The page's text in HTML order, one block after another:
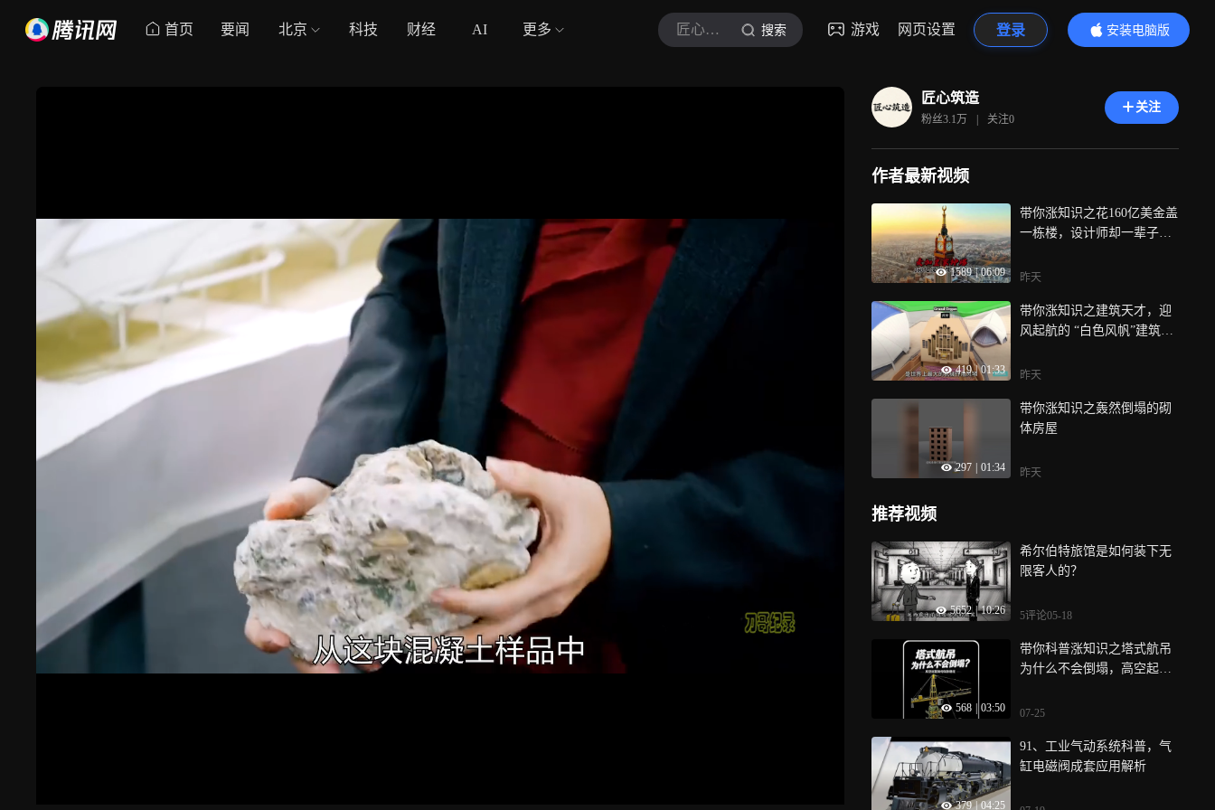
首页 要闻 北京 科技 财经 AI 更多 匠心筑造 搜索 游戏 网页设置 登录
安装电脑版
内容更精彩
匠心筑造
粉丝3.1万 | 关注0
关注
作者最新视频
1589 | 06:09
带你涨知识之花160亿美金盖
一栋楼，设计师却一辈子不
昨天
419 | 01:33
带你涨知识之建筑天才，迎
风起航的 “白色风帆”建筑，
昨天
297 01:34
带你涨知识之轰然倒塌的砌
体房屋
昨天
推荐视频
5652 | 10:26
希尔伯特旅馆是如何装下无
限客人的？
5评论05-18
568 03:50
带你科普涨知识之塔式航吊
为什么不会倒塌，高空起重
07-25
379 | 04:25
91、工业气动系统科普，气
缸电磁阀成套应用解析